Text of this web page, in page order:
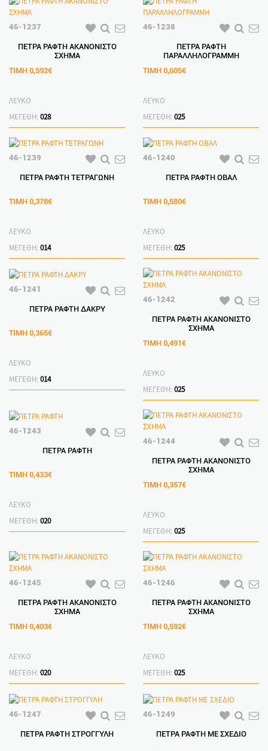
46-1237
ΠΕΤΡΑ ΡΑΦΤΗ ΑΚΑΝΟΝΙΣΤΟ
ΣΧΗΜΑ
ΤΙΜΗ 0,592€
ΛΕΥΚΟ
ΜΕΓΕΘΗ: 028
46-1238
ΠΕΤΡΑ ΡΑΦΤΗ
ΠΑΡΑΛΛΗΛΟΓΡΑΜΜΗ
ΤΙΜΗ 0,605€
ΛΕΥΚΟ
ΜΕΓΕΘΗ: 025
46-1239
ΠΕΤΡΑ ΡΑΦΤΗ ΤΕΤΡΑΓΩΝΗ
ΤΙΜΗ 0,378€
ΛΕΥΚΟ
ΜΕΓΕΘΗ: 014
46-1240
ΠΕΤΡΑ ΡΑΦΤΗ ΟΒΑΛ
ΤΙΜΗ 0,580€
ΛΕΥΚΟ
ΜΕΓΕΘΗ: 025
46-1241
ΠΕΤΡΑ ΡΑΦΤΗ ΔΑΚΡΥ
ΤΙΜΗ 0,365€
ΛΕΥΚΟ
ΜΕΓΕΘΗ: 014
46-1242
ΠΕΤΡΑ ΡΑΦΤΗ ΑΚΑΝΟΝΙΣΤΟ
ΣΧΗΜΑ
ΤΙΜΗ 0,491€
ΛΕΥΚΟ
ΜΕΓΕΘΗ: 025
46-1243
ΠΕΤΡΑ ΡΑΦΤΗ
ΤΙΜΗ 0,433€
ΛΕΥΚΟ
ΜΕΓΕΘΗ: 020
46-1244
ΠΕΤΡΑ ΡΑΦΤΗ ΑΚΑΝΟΝΙΣΤΟ
ΣΧΗΜΑ
ΤΙΜΗ 0,357€
ΛΕΥΚΟ
ΜΕΓΕΘΗ: 025
46-1245
ΠΕΤΡΑ ΡΑΦΤΗ ΑΚΑΝΟΝΙΣΤΟ
ΣΧΗΜΑ
ΤΙΜΗ 0,403€
ΛΕΥΚΟ
ΜΕΓΕΘΗ: 020
46-1246
ΠΕΤΡΑ ΡΑΦΤΗ ΑΚΑΝΟΝΙΣΤΟ
ΣΧΗΜΑ
ΤΙΜΗ 0,592€
ΛΕΥΚΟ
ΜΕΓΕΘΗ: 025
46-1247
ΠΕΤΡΑ ΡΑΦΤΗ ΣΤΡΟΓΓΥΛΗ
46-1249
ΠΕΤΡΑ ΡΑΦΤΗ ΜΕ ΣΧΕΔΙΟ